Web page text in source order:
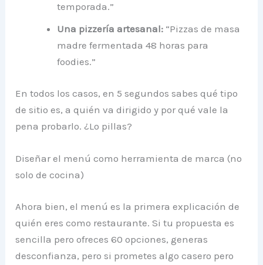
temporada.”
Una pizzería artesanal: “Pizzas de masa
madre fermentada 48 horas para
foodies.”
En todos los casos, en 5 segundos sabes qué tipo
de sitio es, a quién va dirigido y por qué vale la
pena probarlo. ¿Lo pillas?
Diseñar el menú como herramienta de marca (no
solo de cocina)
Ahora bien, el menú es la primera explicación de
quién eres como restaurante. Si tu propuesta es
sencilla pero ofreces 60 opciones, generas
desconfianza, pero si prometes algo casero pero